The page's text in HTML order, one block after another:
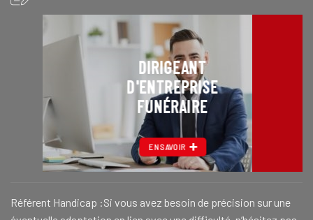
DIRIGEANT
D'ENTREPRISE
FUNÉRAIRE
EN SAVOIR
Référent Handicap :Si vous avez besoin de précision sur une